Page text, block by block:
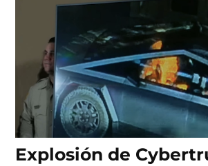
Explosión de